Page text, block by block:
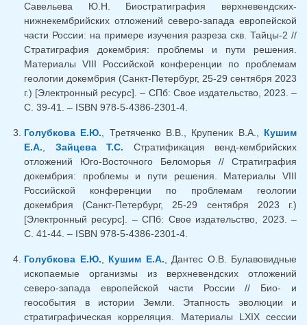
Савельева Ю.Н. Биостратиграфия верхневендских-
нижнекембрийских отложений северо-запада европейской
части России: на примере изучения разреза скв. Тайцы-2 //
Стратиграфия докембрия: проблемы и пути решения.
Материалы VIII Российской конференции по проблемам
геологии докембрия (Санкт-Петербург, 25-29 сентября 2023
г.) [Электронный ресурс]. – СПб: Свое издательство, 2023. –
C. 39-41. – ISBN 978-5-4386-2301-4.
Голубкова Е.Ю. , Третяченко В.В., Крупеник В.А., Кушим
Е.А.
Зайцева Т.С. Стратификация венд-кембрийских
отложений Юго-Восточного Беломорья // Стратиграфия
докембрия: проблемы и пути решения. Материалы VIII
Российской конференции по проблемам геологии
докембрия (Санкт-Петербург, 25-29 сентября 2023 г.)
[Электронный ресурс]. – СПб: Свое издательство, 2023. –
C. 41-44. – ISBN 978-5-4386-2301-4.
Голубкова Е.Ю. Кушим Е.А. , Дантес О.В. Булавовидные
ископаемые организмы из верхневендских отложений
северо-запада европейской части России // Био- и
геособытия в истории Земли. Этапность эволюции и
стратиграфическая корреляция. Материалы LXIX сессии